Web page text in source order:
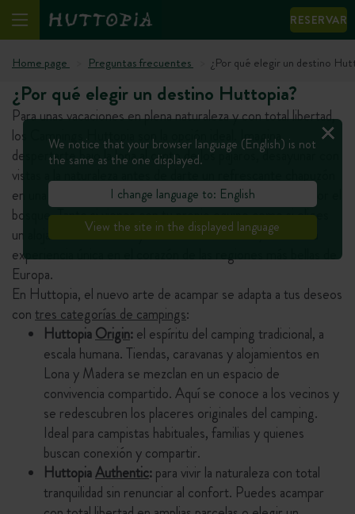
RESERVAR
Home page Preguntas frecuentes ¿Por qué elegir un destino
¿Por qué elegir un destino Huttopia?
Para unas vacaciones en plena naturaleza y con total libertad,
los Campings Huttopia son la opción ideal. Imagina
despertarte bajo la lona al canto de los pájaros, desayunar con
vistas a la naturaleza antes de darte un refrescante chapuzón
en una piscina rodeada de vegetación o salir en bicicleta por el
bosque. Tanto si vienes con tu propio equipo como si eliges
un alojamiento en Lona y Madera o de madera, vivirás una
experiencia única en el corazón de las regiones más bellas de
Europa.
En Huttopia, el nuevo arte de acampar se adapta a tus deseos
contres categorías de campings:
HuttopiaOrigin:el espíritu del camping tradicional, a
escala humana. Tiendas, caravanas y alojamientos en
Lona y Madera se mezclan en un espacio de
convivencia compartido. Aquí se conoce a los vecinos y
se redescubren los placeres originales del camping.
Ideal para campistas habituales, familias y quienes
buscan conexión y compartir.
HuttopiaAuthentic:para vivir la naturaleza con total
tranquilidad sin renunciar al confort. Puedes acampar
We notice that your browser language (English) is not
the same as the one displayed.
I change language to: English
View the site in the displayed language